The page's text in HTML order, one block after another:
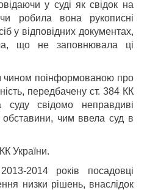
у суді як свідок на
робила вона рукописні
у відповідних документах,
що не заповнювала ці
чином поінформованою про
передбачену ст. 384 КК
суду свідомо неправдиві
обставини, чим ввела суд в
України.
2014 років посадовці
низки рішень, внаслідок